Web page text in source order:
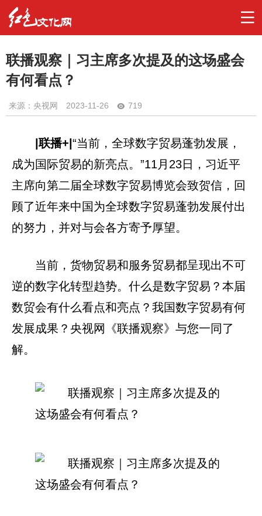
联播观察｜习主席多次提及的这场盛会
有何看点？
来源：央视网 2023-11-26 719
联播+| “当前，全球数字贸易蓬勃发展，
成为国际贸易的新亮点。”11月23日，习近平
主席向第二届全球数字贸易博览会致贺信，回
顾了近年来中国为全球数字贸易蓬勃发展付出
的努力，并对与会各方寄予厚望。
当前，货物贸易和服务贸易都呈现出不可
逆的数字化转型趋势。什么是数字贸易？本届
数贸会有什么看点和亮点？我国数字贸易有何
发展成果？央视网《联播观察》与您一同了
解。